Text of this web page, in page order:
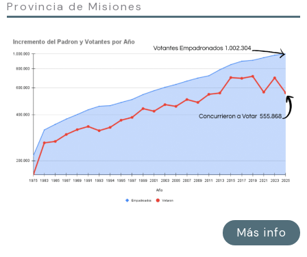
Provincia de Misiones
Más info